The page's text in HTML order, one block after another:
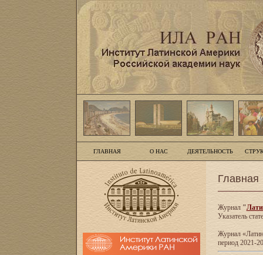
ГЛАВНАЯ О НАС ДЕЯТЕЛЬНОСТЬ
Главная
Журнал"
Указатель
Журнал
период 2021-